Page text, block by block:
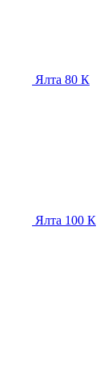
Ялта 80 К
Ялта 100 К